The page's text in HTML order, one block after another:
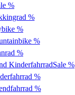
%
%
%
%
%
KinderfahrradSale %
%
%